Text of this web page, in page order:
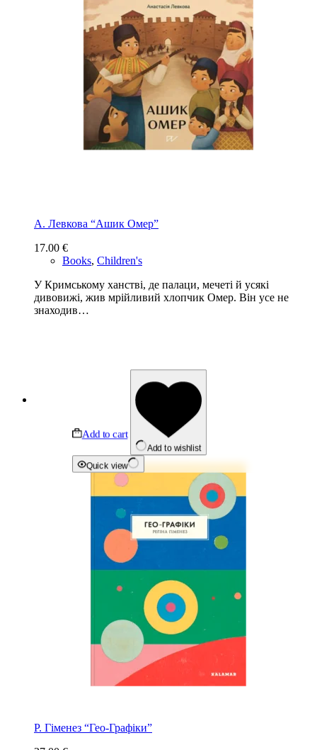
А. Левкова “Ашик Омер”
17.00 €
Books, Children's
У Кримському ханстві, де палаци, мечеті й усякі
дивовижі, жив мрійливий хлопчик Омер. Він усе не
знаходив…
Add to cart
Add to wishlist
Quick view
Р. Гіменез “Гео-Графіки”